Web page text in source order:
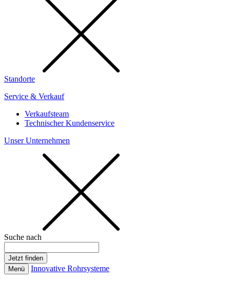
Standorte
Service & Verkauf
Verkaufsteam
Technischer Kundenservice
Unser Unternehmen
Suche nach
Menü Innovative Rohrsysteme